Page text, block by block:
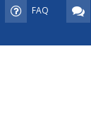
FAQ